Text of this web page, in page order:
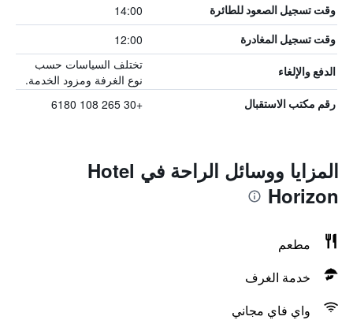
وقت تسجيل الصعود للطائرة 14:00
وقت تسجيل المغادرة 12:00
الدفع والإلغاء
تختلف السياسات حسب
نوع الغرفة ومزود الخدمة.
رقم مكتب الاستقبال +30 265 108 6180
المزايا ووسائل الراحة في Hotel
Horizon
مطعم
خدمة الغرف
واي فاي مجاني